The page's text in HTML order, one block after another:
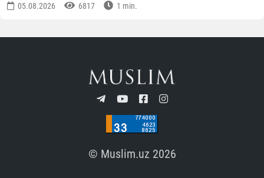
05.08.2026 6817 1 min.
© Muslim.uz 2026